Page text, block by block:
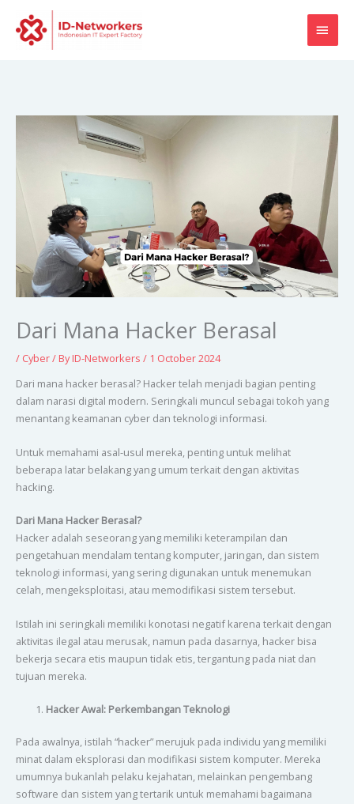
content
Dari Mana Hacker Berasal
/ Cyber/ ByID-Networkers / 1 October 2024
Dari mana hacker berasal? Hacker telah menjadi bagian penting
dalam narasi digital modern. Seringkali muncul sebagai tokoh yang
menantang keamanan cyber dan teknologi informasi.
Untuk memahami asal-usul mereka, penting untuk melihat
beberapa latar belakang yang umum terkait dengan aktivitas
hacking.
Dari Mana Hacker Berasal?
Hacker adalah seseorang yang memiliki keterampilan dan
pengetahuan mendalam tentang komputer, jaringan, dan sistem
teknologi informasi, yang sering digunakan untuk menemukan
celah, mengeksploitasi, atau memodifikasi sistem tersebut.
Istilah ini seringkali memiliki konotasi negatif karena terkait dengan
aktivitas ilegal atau merusak, namun pada dasarnya, hacker bisa
bekerja secara etis maupun tidak etis, tergantung pada niat dan
tujuan mereka.
Hacker Awal: Perkembangan Teknologi
Pada awalnya, istilah “hacker” merujuk pada individu yang memiliki
minat dalam eksplorasi dan modifikasi sistem komputer. Mereka
umumnya bukanlah pelaku kejahatan, melainkan pengembang
software dan sistem yang tertarik untuk memahami bagaimana